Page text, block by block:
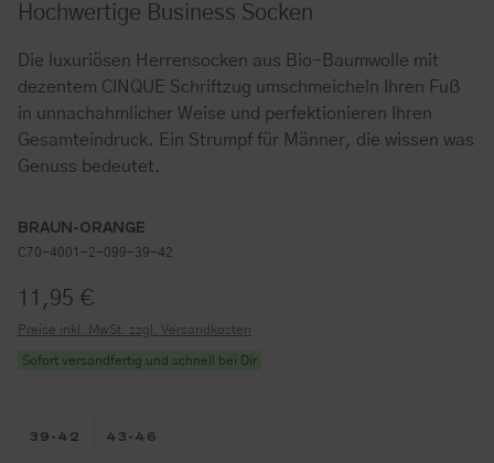
Hochwertige Business Socken
Die luxuriösen Herrensocken aus Bio-Baumwolle mit
dezentem CINQUE Schriftzug umschmeicheln Ihren Fuß
in unnachahmlicher Weise und perfektionieren Ihren
Gesamteindruck. Ein Strumpf für Männer, die wissen was
Genuss bedeutet.
BRAUN-ORANGE
C70-4001-2-099-39-42
Regulärer Preis:
11,95 €
Preise inkl. MwSt. zzgl. Versandkosten
Sofort versandfertig und schnell bei Dir
Größe wählen
39-42 Größe wählen
43-46